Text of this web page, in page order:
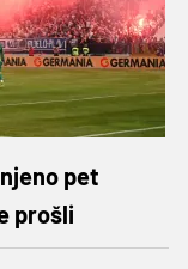
pet
prošli